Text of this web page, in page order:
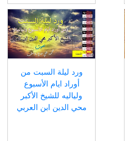
ورد ليلة السبت من
أوراد ايام الأسبوع
ولياليه للشيخ الأكبر
محي الدين ابن العربي